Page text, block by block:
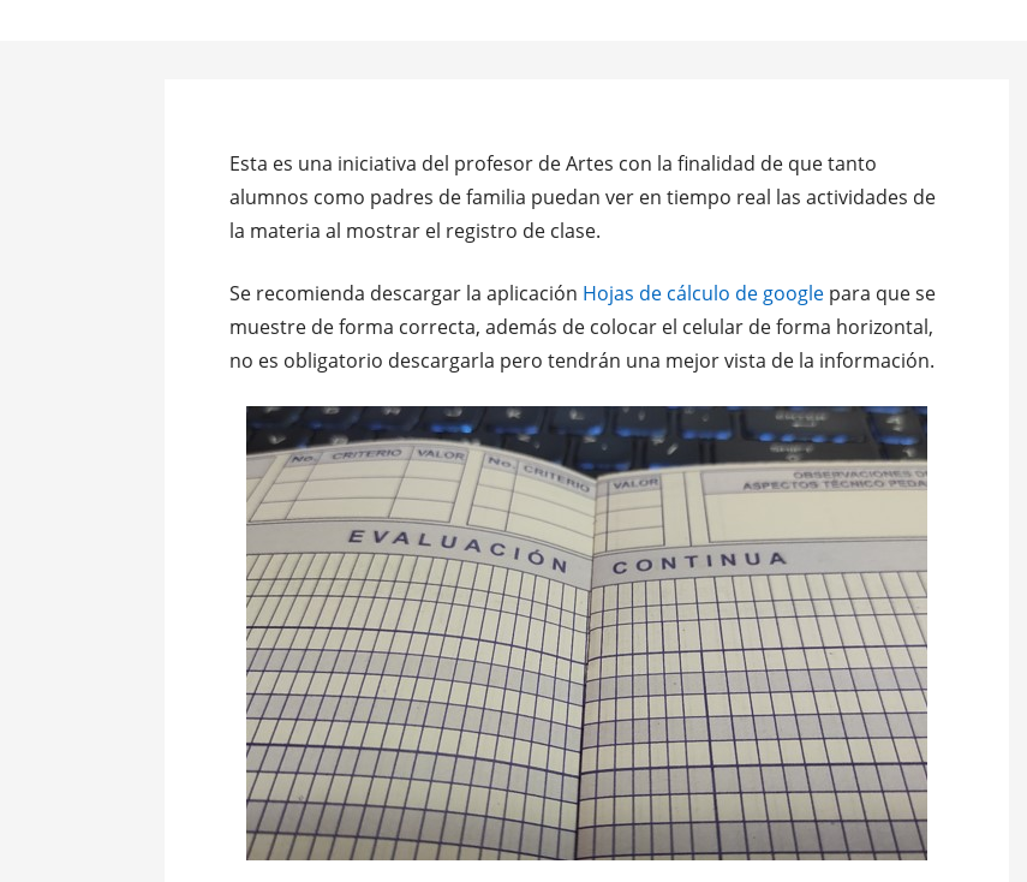
Esta es una iniciativa del profesor de Artes con la finalidad de que tanto
alumnos como padres de familia puedan ver en tiempo real las actividades de
la materia al mostrar el registro de clase.
Se recomienda descargar la aplicación Hojas de cálculo de google para que se
muestre de forma correcta, además de colocar el celular de forma horizontal,
no es obligatorio descargarla pero tendrán una mejor vista de la información.